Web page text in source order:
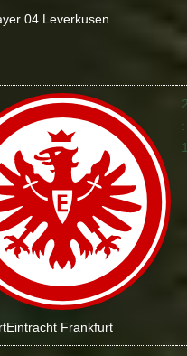
04 Leverkusen
Eintracht Frankfurt
: